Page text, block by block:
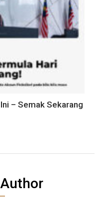
– Semak Sekarang